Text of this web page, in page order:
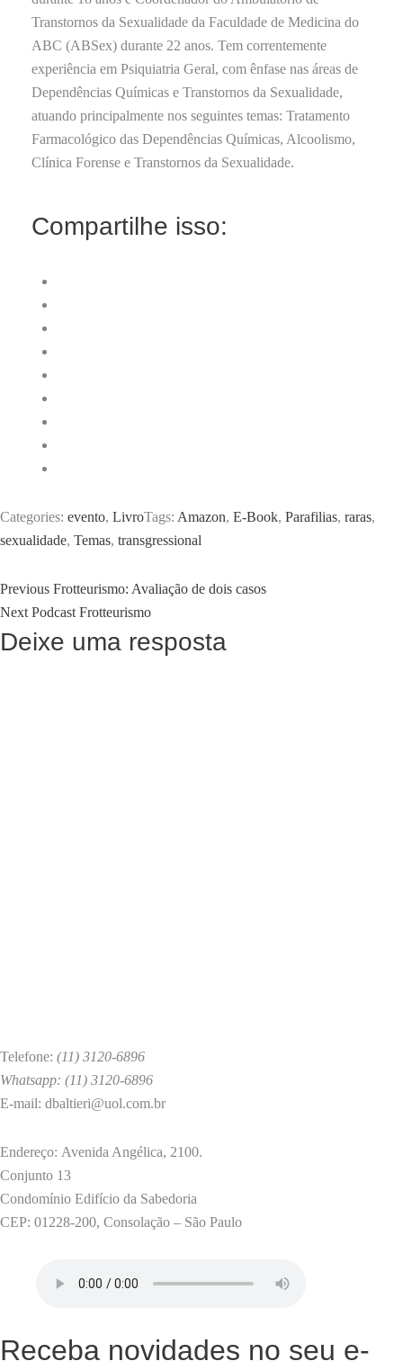
Transtornos da Sexualidade da Faculdade de Medicina do
ABC (ABSex) durante 22 anos. Tem correntemente
experiência em Psiquiatria Geral, com ênfase nas áreas de
Dependências Químicas e Transtornos da Sexualidade,
atuando principalmente nos seguintes temas: Tratamento
Farmacológico das Dependências Químicas, Alcoolismo,
Clínica Forense e Transtornos da Sexualidade.
Compartilhe isso:
Categories: evento, LivroTags: Amazon, E-Book, Parafilias, raras,
sexualidade, Temas, transgressional
Navegação
de
Previous Previous
post:
Frotteurismo: Avaliação de dois casos
Next Next
post:
Podcast Frotteurismo
Deixe uma resposta
Telefone: (11) 3120-6896
Whatsapp: (11) 3120-6896
E-mail: dbaltieri@uol.com.br
Endereço: Avenida Angélica, 2100.
Conjunto 13
Condomínio Edifício da Sabedoria
CEP: 01228-200, Consolação – São Paulo
Receba novidades no seu e-